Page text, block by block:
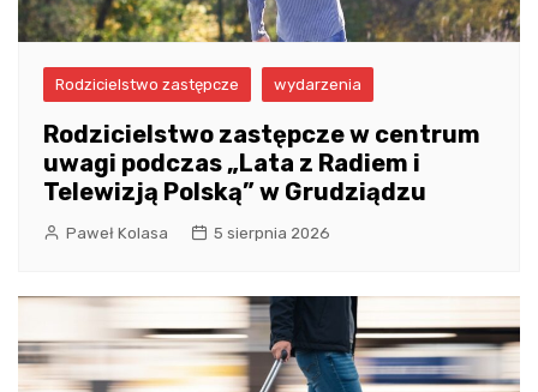
Rodzicielstwo zastępcze wydarzenia
Rodzicielstwo zastępcze w centrum
uwagi podczas „Lata z Radiem i
Telewizją Polską” w Grudziądzu
Paweł Kolasa 5 sierpnia 2026